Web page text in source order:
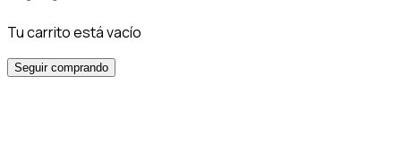
Tu carrito está vacío
Seguir comprando